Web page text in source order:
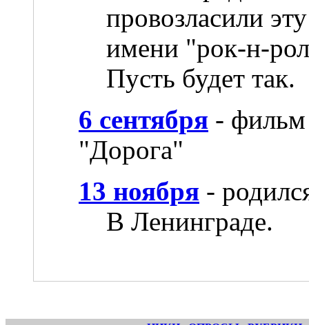
провозласили
имени "рок-н-
Пусть будет так.
6 сентября -
"Дорога"
13 ноября -
В Ленинграде.